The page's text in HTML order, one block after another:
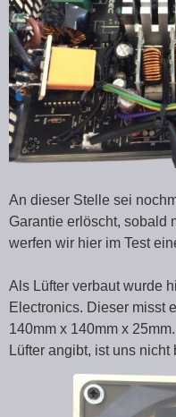
An dieser Stelle sei
Garantie erlöscht, sobald
werfen wir hier im Test
Als Lüfter verbaut wurde
Electronics. Dieser misst
140mm x 140mm x
Lüfter angibt, ist uns nicht